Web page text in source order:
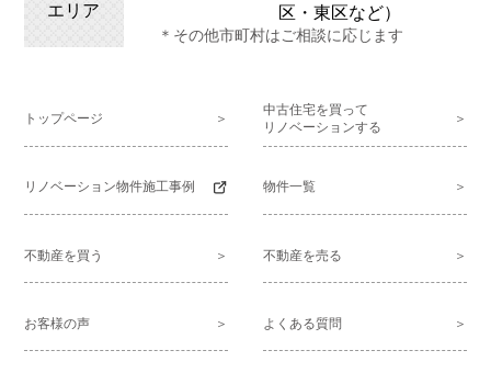
エリア
区・東区など）
＊その他市町村はご相談に応じます
トップページ
中古住宅を買って
リノベーションする
リノベーション物件施工事例 物件一覧
不動産を買う 不動産を売る
お客様の声 よくある質問